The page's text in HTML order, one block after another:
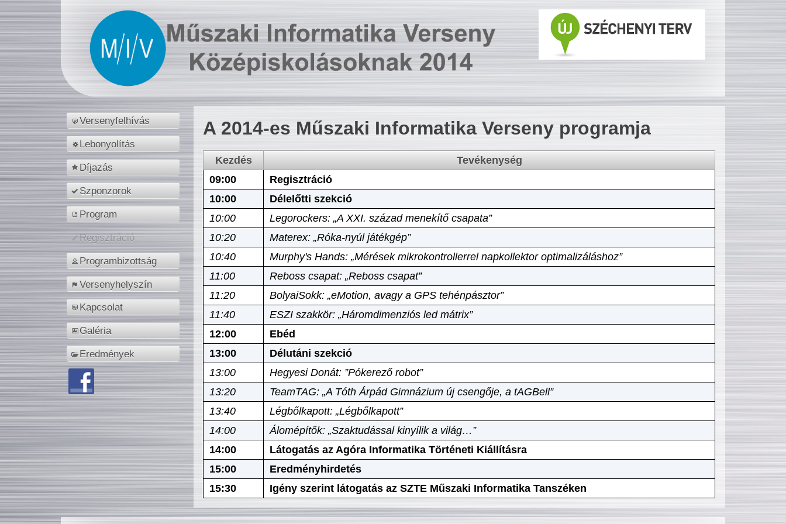
Versenyfelhívás
Lebonyolítás
Díjazás
Szponzorok
Program
Regisztráció
Programbizottság
Versenyhelyszín
Kapcsolat
Galéria
Eredmények
A 2014-es Műszaki Informatika Verseny programja
Kezdés
Tevékenység
09:00
Regisztráció
10:00
Délelőtti szekció
10:00
Legorockers: „A XXI. század menekítő csapata”
10:20
Materex: „Róka-nyúl játékgép”
10:40
Murphy's Hands: „Mérések mikrokontrollerrel napkollektor optimalizáláshoz”
11:00
Reboss csapat: „Reboss csapat”
11:20
BolyaiSokk: „eMotion, avagy a GPS tehénpásztor”
11:40
ESZI szakkör: „Háromdimenziós led mátrix”
12:00
Ebéd
13:00
Délutáni szekció
13:00
Hegyesi Donát: ”Pókerező robot”
13:20
TeamTAG: „A Tóth Árpád Gimnázium új csengője, a tAGBell”
13:40
Légbőlkapott: „Légbőlkapott”
14:00
Álomépítők: „Szaktudással kinyílik a világ…”
14:00
Látogatás az Agóra Informatika Történeti Kiállításra
15:00
Eredményhirdetés
15:30
Igény szerint látogatás az SZTE Műszaki Informatika Tanszéken